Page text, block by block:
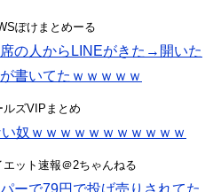
ぽけまとめーる
席の人からLINEがきた→開いた
書いてたｗｗｗｗｗ
ルズVIPまとめ
奴ｗｗｗｗｗｗｗｗｗｗｗ
ット速報＠2ちゃんねる
ーで79円で投げ売りされてた